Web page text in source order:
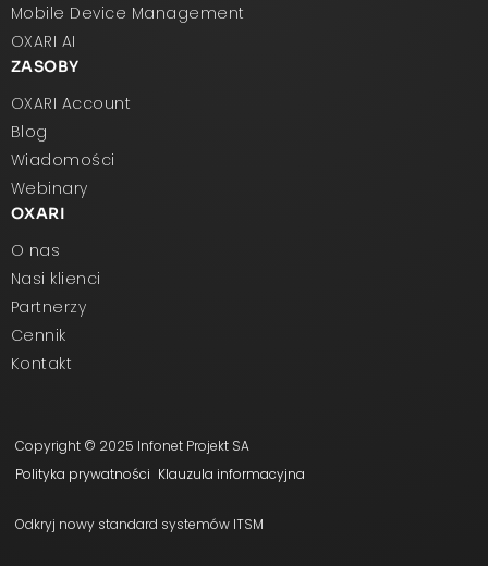
Mobile Device Management
OXARI AI
ZASOBY
OXARI Account
Blog
Wiadomości
Webinary
OXARI
O nas
Nasi klienci
Partnerzy
Cennik
Kontakt
Copyright © 2025 Infonet Projekt SA
Polityka prywatności Klauzula informacyjna
Odkryj nowy standard systemów ITSM